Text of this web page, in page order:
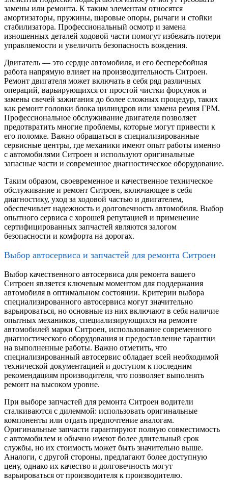
замены или ремонта. К таким элементам относятся
амортизаторы, пружины, шаровые опоры, рычаги и стойки
стабилизатора. Профессиональный осмотр и замена
изношенных деталей ходовой части помогут избежать потери
управляемости и увеличить безопасность вождения.
Двигатель — это сердце автомобиля, и его бесперебойная
работа напрямую влияет на производительность Ситроен.
Ремонт двигателя может включать в себя ряд различных
операций, варьирующихся от простой чистки форсунок и
замены свечей зажигания до более сложных процедур, таких
как ремонт головки блока цилиндров или замена ремня ГРМ.
Профессиональное обслуживание двигателя позволяет
предотвратить многие проблемы, которые могут привести к
его поломке. Важно обращаться в специализированные
сервисные центры, где механики имеют опыт работы именно
с автомобилями Ситроен и используют оригинальные
запасные части и современное диагностическое оборудование.
Таким образом, своевременное и качественное техническое
обслуживание и ремонт Ситроен, включающее в себя
диагностику, уход за ходовой частью и двигателем,
обеспечивает надежность и долговечность автомобиля. Выбор
опытного сервиса с хорошей репутацией и применение
сертифицированных запчастей являются залогом
безопасности и комфорта на дорогах.
Выбор автосервиса и запчастей для ремонта Ситроен
Выбор качественного автосервиса для ремонта вашего
Ситроен является ключевым моментом для поддержания
автомобиля в оптимальном состоянии. Критерии выбора
специализированного автосервиса могут значительно
варьироваться, но основные из них включают в себя наличие
опытных механиков, специализирующихся на ремонте
автомобилей марки Ситроен, использование современного
диагностического оборудования и предоставление гарантии
на выполненные работы. Важно отметить, что
специализированный автосервис обладает всей необходимой
технической документацией и доступом к последним
рекомендациям производителя, что позволяет выполнять
ремонт на высоком уровне.
При выборе запчастей для ремонта Ситроен водители
сталкиваются с дилеммой: использовать оригинальные
компоненты или отдать предпочтение аналогам.
Оригинальные запчасти гарантируют полную совместимость
с автомобилем и обычно имеют более длительный срок
службы, но их стоимость может быть значительно выше.
Аналоги, с другой стороны, предлагают более доступную
цену, однако их качество и долговечность могут
варьироваться от производителя к производителю.